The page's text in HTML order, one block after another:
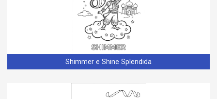
Shimmer e Shine Splendida